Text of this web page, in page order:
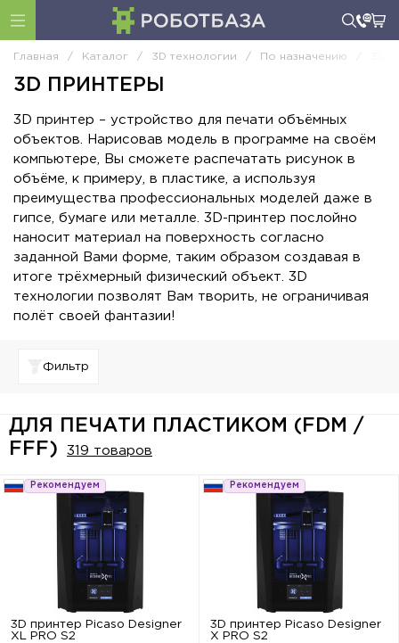
Главная / Каталог / 3D технологии / По назначению
3D ПРИНТЕРЫ
3D принтер – устройство для печати объёмных
объектов. Нарисовав модель в программе на своём
компьютере, Вы сможете распечатать рисунок в
объёме, к примеру, в пластике, а используя
преимущества профессиональных моделей даже в
гипсе, бумаге или металле. 3D-принтер послойно
наносит материал на поверхность согласно
заданной Вами форме, таким образом создавая в
итоге трёхмерный физический объект. 3D
технологии позволят Вам творить, не ограничивая
полёт своей фантазии!
Фильтр
ДЛЯ ПЕЧАТИ ПЛАСТИКОМ (FDM /
FFF)
319 товаров
Рекомендуем
3D принтер Picaso Designer
XL PRO S2
Рекомендуем
3D принтер Picaso Designer
X PRO S2